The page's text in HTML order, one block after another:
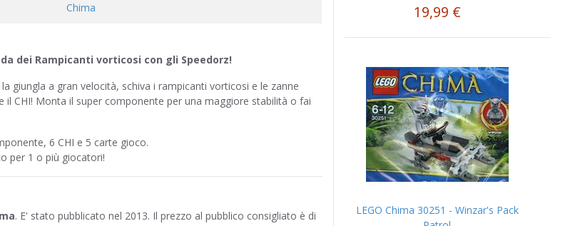
Chima
dei Rampicanti vorticosi con gli Speedorz!
giungla a gran velocità, schiva i rampicanti vorticosi e le zanne
CHI! Monta il super componente per una maggiore stabilità o fai
6 CHI e 5 carte gioco.
per 1 o più giocatori!
. E' stato pubblicato nel 2013. Il prezzo al pubblico consigliato è di
19,99 €
LEGO Chima 30251 - Winzar's Pack